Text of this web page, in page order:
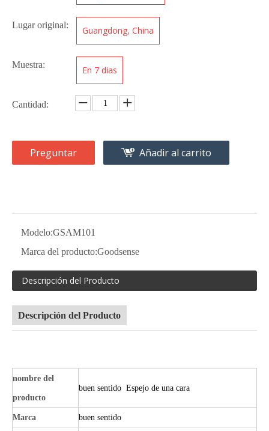
Lugar original: Guangdong, China
Muestra: En 7 dias
Cantidad:
Preguntar Añadir al carrito
Modelo:GSAM101
Marca del producto:Goodsense
Descripción del Producto
Descripción del Producto
nombre del
producto
buen sentido Espejo de una cara
Marca buen sentido